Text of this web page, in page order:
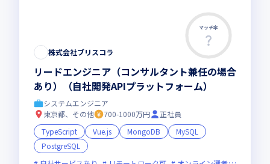
マッチ率
株式会社ブリスコラ
リードエンジニア（コンサルタント兼任の場合
あり）（自社開発APIプラットフォーム）
システムエンジニア
東京都、その他
700-1000万円
正社員
TypeScript
Vue.js MongoDB
MySQL
PostgreSQL